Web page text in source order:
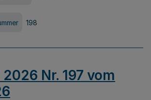
198
Nr. 197 vom